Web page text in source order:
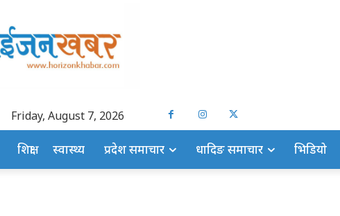
Friday, August 7, 2026
शिक्षा स्वास्थ्य प्रदेश समाचार धादिङ समाचार भिडियो